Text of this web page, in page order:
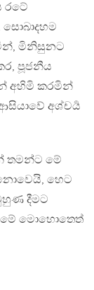
රටේ
මිනිසුනට
පූජනීය
අහිමි කරමින්
අශ්චර්‍ය
තමන්ට මේ
හෙට
දීමට
මේ මොහොතෙත්